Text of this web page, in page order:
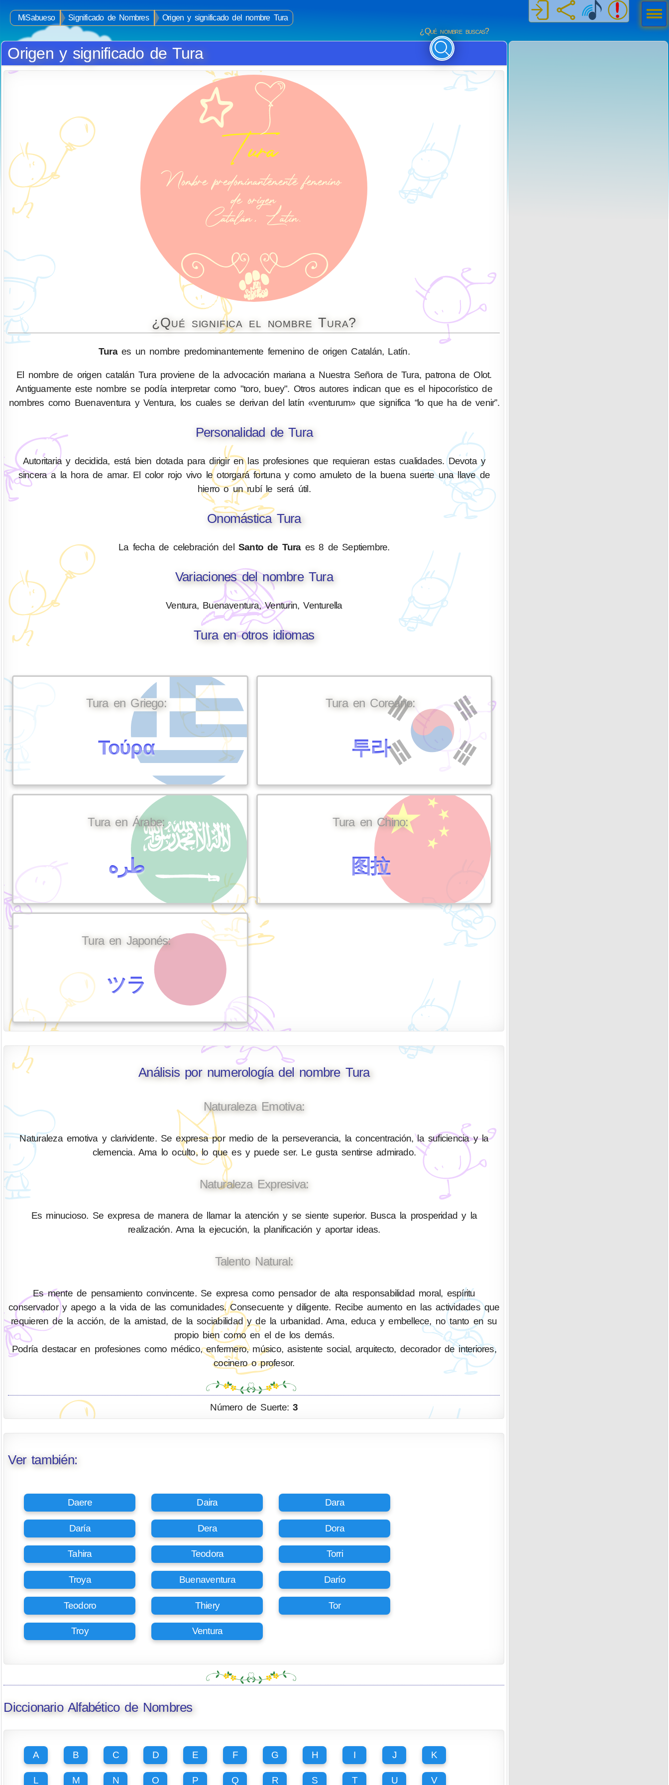
MiSabueso Significado de Nombres
Origen y significado del nombre Tura
¿Qué nombre buscas?
Origen y significado de Tura
¿Qué significa el nombre Tura?
Turaes un nombre predominantemente femenino de origen Catalán, Latín.
El nombre de origen catalán Tura proviene de la advocación mariana a Nuestra Señora de Tura, patrona de Olot.
Antiguamente este nombre se podía interpretar como "toro, buey". Otros autores indican que es el hipocorístico de
nombres como Buenaventura y Ventura, los cuales se derivan del latín «venturum» que significa “lo que ha de venir”.
Personalidad de Tura
Autoritaria y decidida, está bien dotada para dirigir en las profesiones que requieran estas cualidades. Devota y
sincera a la hora de amar. El color rojo vivo le otorgará fortuna y como amuleto de la buena suerte una llave de
hierro o un rubí le será útil.
Onomástica Tura
La fecha de celebración del Santo de Turaes 8 de Septiembre.
Variaciones del nombre Tura
Ventura, Buenaventura, Venturin, Venturella
Tura en otros idiomas
Tura en Griego:
Τούρα
Tura en Coreano:
투라
Tura en Árabe:
طره
Tura en Chino:
图拉
Tura en Japonés:
ツラ
Análisis por numerología del nombre Tura
Naturaleza Emotiva:
Naturaleza emotiva y clarividente. Se expresa por medio de la perseverancia, la concentración, la suficiencia y la
clemencia. Ama lo oculto, lo que es y puede ser. Le gusta sentirse admirado.
Naturaleza Expresiva:
Es minucioso. Se expresa de manera de llamar la atención y se siente superior. Busca la prosperidad y la
realización. Ama la ejecución, la planificación y aportar ideas.
Talento Natural:
Es mente de pensamiento convincente. Se expresa como pensador de alta responsabilidad moral, espíritu
conservador y apego a la vida de las comunidades. Consecuente y diligente. Recibe aumento en las actividades que
requieren de la acción, de la amistad, de la sociabilidad y de la urbanidad. Ama, educa y embellece, no tanto en su
propio bien como en el de los demás.
Podría destacar en profesiones como médico, enfermero, músico, asistente social, arquitecto, decorador de interiores,
cocinero o profesor.
Número de Suerte:3
Ver también:
Daere Daira Dara
Daría Dera Dora
Tahira Teodora Torri
Troya Buenaventura Darío
Teodoro Thiery Tor
Troy Ventura
Diccionario Alfabético de Nombres
A B C D E F G H I J K
L M N O P Q R S T U V
Men
ú